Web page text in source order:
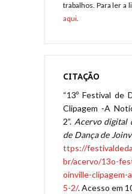
trabalhos. Para ler a
aqui.
CITAÇÃO
“13º Festival de
Clipagem -A
2”. Acervo digital
de Dança de
ttps://
br/acervo/13o-
oinville-clipagem-
5-2/. Acesso em